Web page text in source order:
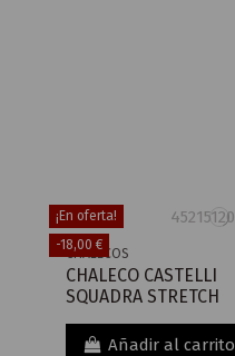
¡En oferta!
-18,00 €
CHALECOS
CHALECO CASTELLI
SQUADRA STRETCH
Añadir al carrito